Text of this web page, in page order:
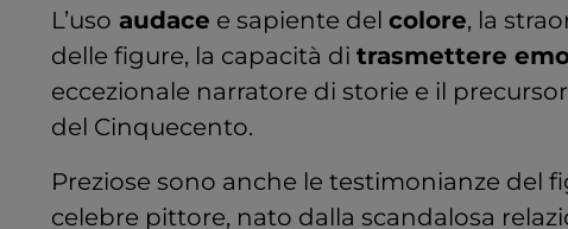
L’uso audace e sapiente del colore, la
delle figure, la capacità di trasmettere
eccezionale narratore di storie e il
del Cinquecento.
Preziose sono anche le testimonianze del
celebre pittore, nato dalla scandalosa